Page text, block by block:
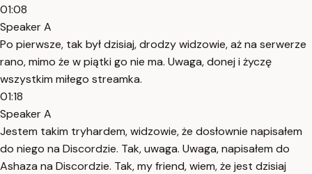
01:08
Speaker A
Po pierwsze, tak był dzisiaj, drodzy widzowie, aż na serwerze
rano, mimo że w piątki go nie ma. Uwaga, donej i życzę
wszystkim miłego streamka.
01:18
Speaker A
Jestem takim tryhardem, widzowie, że dosłownie napisałem
do niego na Discordzie. Tak, uwaga. Uwaga, napisałem do
Ashaza na Discordzie. Tak, my friend, wiem, że jest dzisiaj